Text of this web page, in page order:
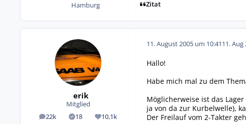
Hamburg
Zitat
erik
Mitglied
22k
Beiträge 18
Lösungen10,1k
Reputation
11. August 2005 um 10:4111. Aug
Hallo!
Habe mich mal zu dem
Möglicherweise ist das
ja von da zur Kurbelwelle),
Der Freilauf vom 2-Takter